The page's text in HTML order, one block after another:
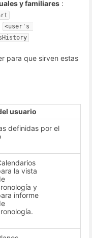
y familiares :
<user's
para que sirven estas
usuario
definidas por el
la vista
y
informe